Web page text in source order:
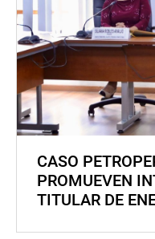
CASO
PROMUEVEN
TITULAR DE